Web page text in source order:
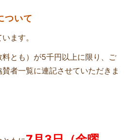
ついて
ます。
とも）が5千円以上に限り、ご
者一覧に連記させていただきま